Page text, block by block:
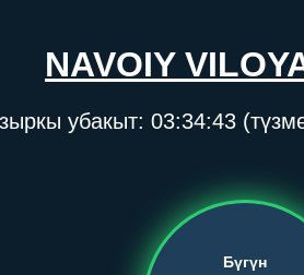
NAVOIY
убакыт: 03:34:43
Бүгүн